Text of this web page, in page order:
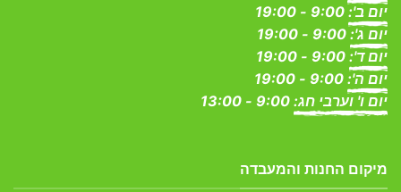
יום ב':
יום ג':
יום ד':
יום ה':
יום ו' וערבי חג:
מיקום החנות והמעבדה